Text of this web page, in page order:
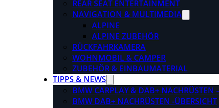
REAR SEAT ENTERTAINMENT
NAVIGATION & MULTIMEDIA
ALPINE
ALPINE ZUBEHÖR
RÜCKFAHRKAMERA
WOHNMOBIL & CAMPER
ZUBEHÖR & EINBAUMATERIAL
TIPPS & NEWS
BMW CARPLAY & DAB+ NACHRÜSTEN
BMW DAB+ NACHRÜSTEN -ÜBERSICHT